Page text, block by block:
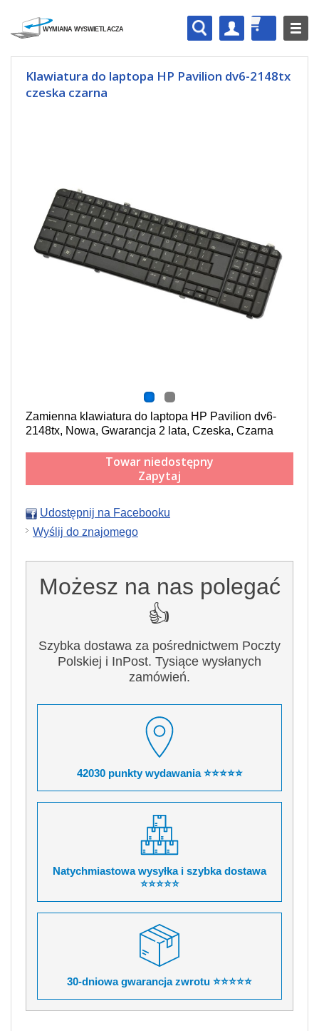
Klawiatura do laptopa HP Pavilion dv6-2148tx
czeska czarna
Zamienna klawiatura do laptopa HP Pavilion dv6-
2148tx, Nowa, Gwarancja 2 lata, Czeska, Czarna
Towar niedostępny
Zapytaj
Udostępnij na Facebooku
Wyślij do znajomego
Możesz na nas polegać
👍
Szybka dostawa za pośrednictwem Poczty
Polskiej i InPost. Tysiące wysłanych
zamówień.
42030 punkty wydawania ⭐⭐⭐⭐⭐
Natychmiastowa wysyłka i szybka dostawa
⭐⭐⭐⭐⭐
30-dniowa gwarancja zwrotu ⭐⭐⭐⭐⭐